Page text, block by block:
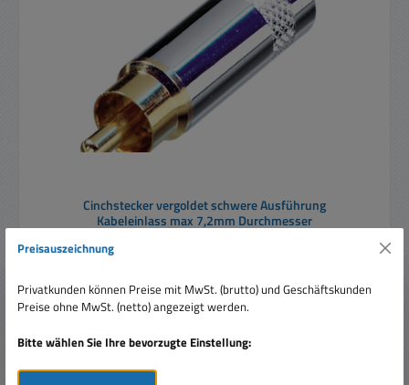
Cinchstecker vergoldet schwere Ausführung
Kabeleinlass max 7,2mm Durchmesser
Verkaufspreis:
2,20 €
Preisauszeichnung
Privatkunden können Preise mit MwSt. (brutto) und Geschäftskunden
Preise ohne MwSt. (netto) angezeigt werden.
Bitte wählen Sie Ihre bevorzugte Einstellung: